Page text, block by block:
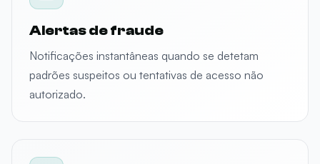
Alertas de fraude
Notificações instantâneas quando se detetam
padrões suspeitos ou tentativas de acesso não
autorizado.